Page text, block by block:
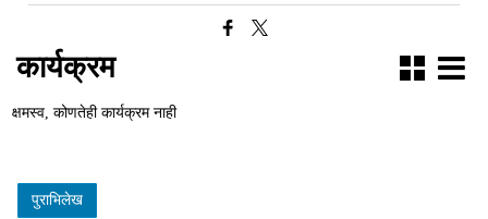
कार्यक्रम
क्षमस्व, कोणतेही कार्यक्रम नाही
पुराभिलेख